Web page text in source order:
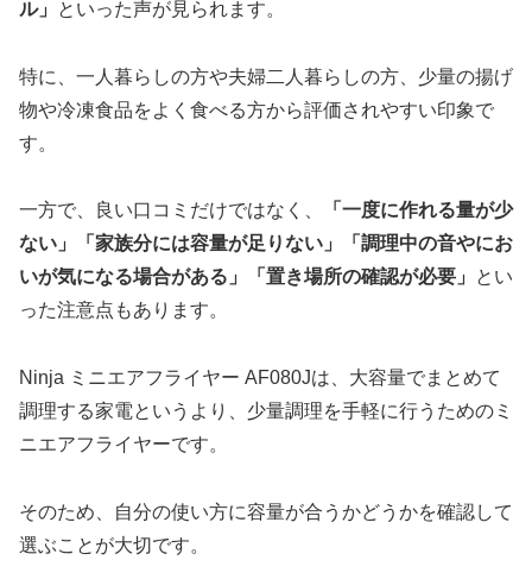
ル」 といった声が見られます。
特に、一人暮らしの方や夫婦二人暮らしの方、少量の揚げ
物や冷凍食品をよく食べる方から評価されやすい印象で
す。
一方で、良い口コミだけではなく、
「一度に作れる量が少
ない」「家族分には容量が足りない」「調理中の音やにお
いが気になる場合がある」「置き場所の確認が必要」
とい
った注意点もあります。
Ninja ミニエアフライヤー AF080Jは、大容量でまとめて
調理する家電というより、少量調理を手軽に行うためのミ
ニエアフライヤーです。
そのため、自分の使い方に容量が合うかどうかを確認して
選ぶことが大切です。